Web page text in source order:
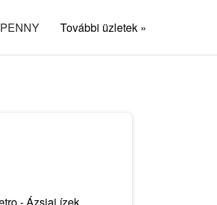
PENNY További üzletek »